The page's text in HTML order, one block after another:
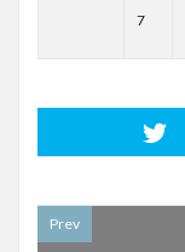
7
Prev